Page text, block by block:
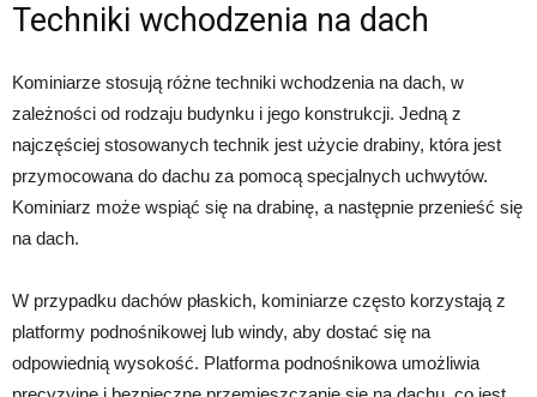
Techniki wchodzenia na dach
Kominiarze stosują różne techniki wchodzenia na dach, w
zależności od rodzaju budynku i jego konstrukcji. Jedną z
najczęściej stosowanych technik jest użycie drabiny, która jest
przymocowana do dachu za pomocą specjalnych uchwytów.
Kominiarz może wspiąć się na drabinę, a następnie przenieść się
na dach.
W przypadku dachów płaskich, kominiarze często korzystają z
platformy podnośnikowej lub windy, aby dostać się na
odpowiednią wysokość. Platforma podnośnikowa umożliwia